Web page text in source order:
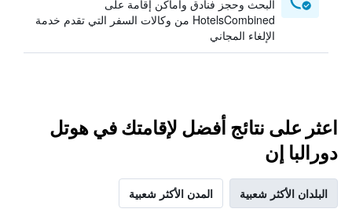
البحث وحجز فنادق وأماكن إقامة على
HotelsCombined من وكالات السفر التي تقدم خدمة
الإلغاء المجاني
اعثر على نتائج أفضل لإقامتك في هوتل
دورالبا إن
البلدان الأكثر شعبية المدن الأكثر شعبية